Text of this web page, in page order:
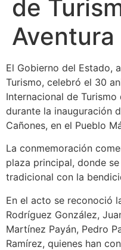
de
Aventura
El Gobierno del Estado,
Turismo, celebró el 30
Internacional de Turismo
durante la inauguración
Cañones, en el Pueblo
La conmemoración
plaza principal, donde
tradicional con la
En el acto se reconoció
Rodríguez González,
Martínez Payán, Pedro
Ramírez, quienes han